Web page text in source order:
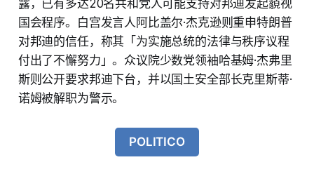
露，已有多达20名共和党人可能支持对邦迪发起藐视
国会程序。白宫发言人阿比盖尔·杰克逊则重申特朗普
对邦迪的信任，称其「为实施总统的法律与秩序议程
付出了不懈努力」。众议院少数党领袖哈基姆·杰弗里
斯则公开要求邦迪下台，并以国土安全部长克里斯蒂·
诺姆被解职为警示。
POLITICO